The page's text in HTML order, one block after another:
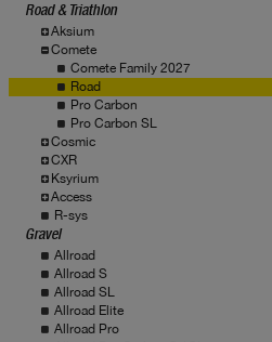
Road & Triathlon
Aksium
Comete
Comete Family 2027
Road
Pro Carbon
Pro Carbon SL
Cosmic
CXR
Ksyrium
Access
R-sys
Gravel
Allroad
Allroad S
Allroad SL
Allroad Elite
Allroad Pro